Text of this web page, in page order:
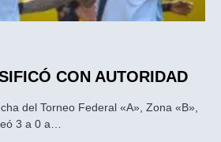
CON AUTORIDAD
del Torneo Federal «A», Zona «B»,
3 a 0 a…